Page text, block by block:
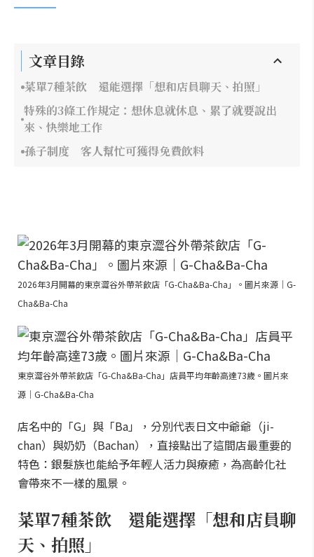
文章目錄
菜單7種茶飲 還能選擇「想和店員聊天、拍照」
特殊的3條工作規定：想休息就休息、累了就要說出
來、快樂地工作
孫子制度 客人幫忙可獲得免費飲料
2026年3月開幕的東京澀谷外帶茶飲店「G-Cha&Ba-Cha」。圖片來源｜G-
Cha&Ba-Cha
東京澀谷外帶茶飲店「G-Cha&Ba-Cha」店員平均年齡高達73歲。圖片來
源｜G-Cha&Ba-Cha
店名中的「G」與「Ba」，分別代表日文中爺爺（ji-
chan）與奶奶（Bachan），直接點出了這間店最重要的
特色：銀髮族也能給予年輕人活力與療癒，為高齡化社
會帶來不一樣的風景。
菜單7種茶飲 還能選擇「想和店員聊
天、拍照」